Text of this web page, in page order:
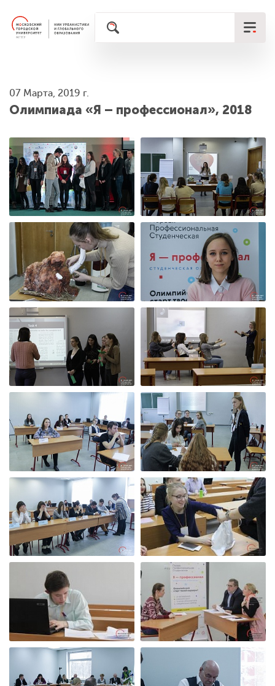
07 Марта, 2019 г.
Олимпиада «Я – профессионал», 2018